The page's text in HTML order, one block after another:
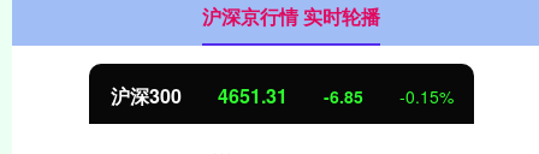
沪深京行情 实时轮播
沪深300 4651.31 -6.85 -0.15%